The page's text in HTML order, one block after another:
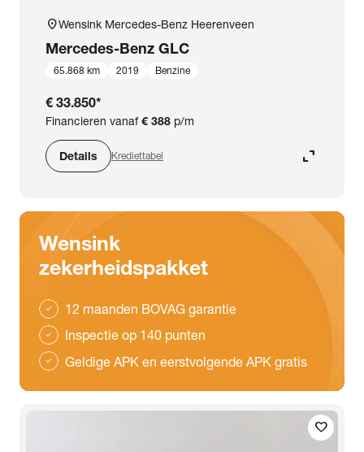
location_onWensink Mercedes-Benz Heerenveen
Mercedes-Benz GLC
65.868 km 2019 Benzine
€ 33.850*
Financieren vanaf€ 388 p/m
Details Krediettabel expand_content
Wensink
zekerheidspakket
check 12 maanden BOVAG garantie
check Inspectie op 140 punten
check Geldige APK en eerstvolgende APK gratis
favorite